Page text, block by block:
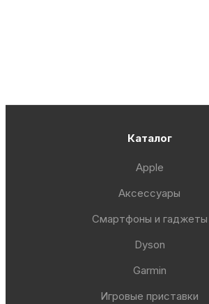
Каталог
Apple
Аксессуары
Смартфоны и гаджеты
Dyson
Garmin
Игровые приставки